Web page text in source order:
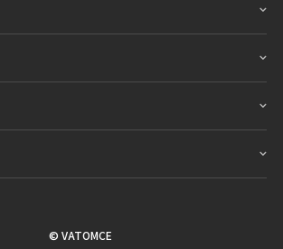
© VATOMCE